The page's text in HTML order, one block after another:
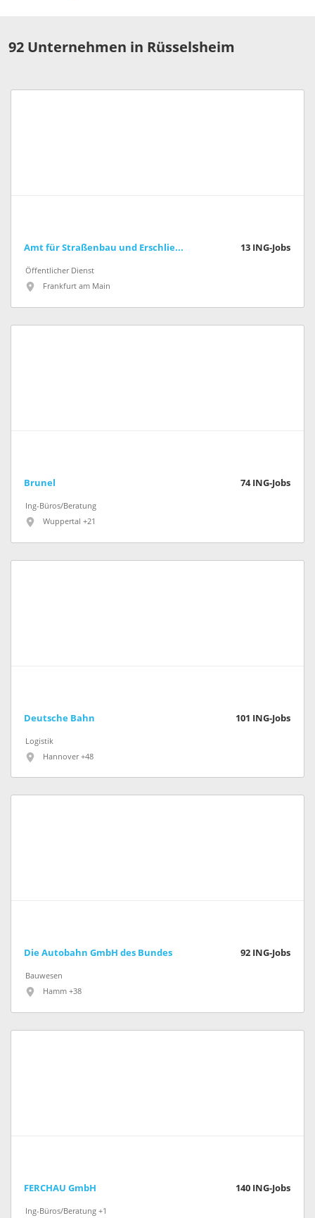
92 Unternehmen in Rüsselsheim
Amt für Straßenbau und Erschließung (Stadt Frankfurt am Main) 13 ING-Jobs
Öffentlicher Dienst
Frankfurt am Main
Brunel 74 ING-Jobs
Ing-Büros/Beratung
Wuppertal +21
Deutsche Bahn 101 ING-Jobs
Logistik
Hannover +48
Die Autobahn GmbH des Bundes 92 ING-Jobs
Bauwesen
Hamm +38
FERCHAU GmbH 140 ING-Jobs
Ing-Büros/Beratung +1